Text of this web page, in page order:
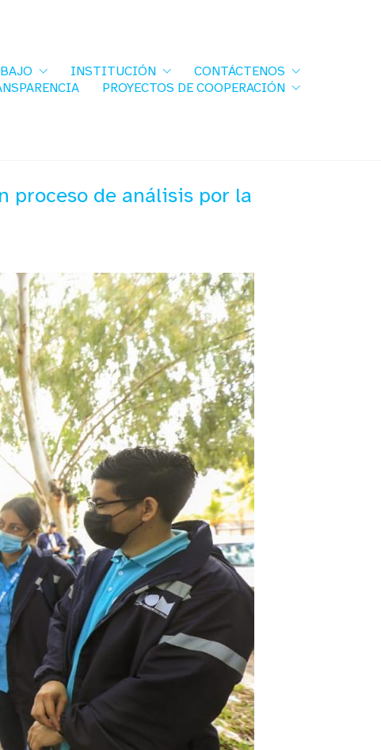
INSTITUCIÓN
CONTÁCTENOS
PROYECTOS DE COOPERACIÓN
proceso de análisis por la